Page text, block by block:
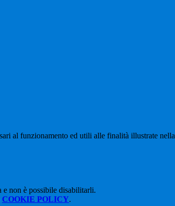
al funzionamento ed utili alle finalità illustrate nella
e non è possibile disabilitarli.
COOKIE POLICY.